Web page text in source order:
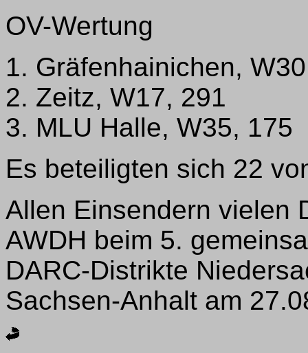
OV-Wertung
1. Gräfenhainichen,
2. Zeitz, W17, 291
3. MLU Halle, W35, 175
Es beteiligten sich 22
Allen Einsendern vielen
AWDH beim 5.
DARC-Distrikte
Sachsen-Anhalt am